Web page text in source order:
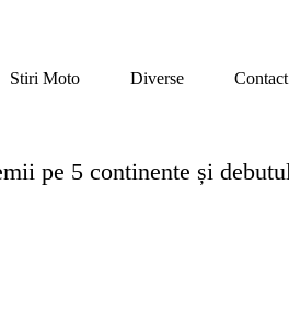
Stiri Moto Diverse Contact
pe 5 continente și